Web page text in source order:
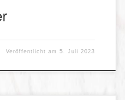
Veröffentlicht am5. Juli 2023